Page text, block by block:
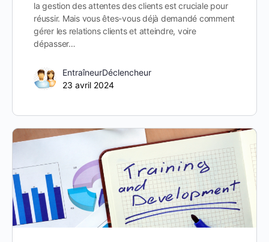
la gestion des attentes des clients est cruciale pour
réussir. Mais vous êtes-vous déjà demandé comment
gérer les relations clients et atteindre, voire
dépasser…
EntraîneurDéclencheur
23 avril 2024